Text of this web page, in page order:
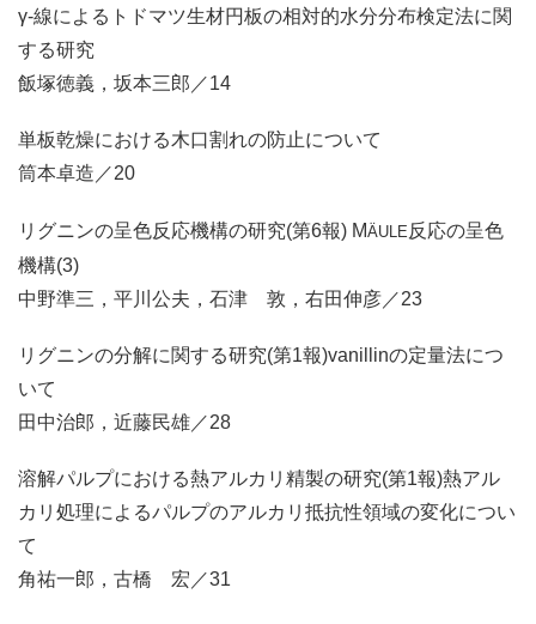
γ-線によるトドマツ生材円板の相対的水分分布検定法に関
する研究
飯塚徳義，坂本三郎／14
単板乾燥における木口割れの防止について
筒本卓造／20
リグニンの呈色反応機構の研究(第6報) MÄULE 反応の呈色
機構(3)
中野準三，平川公夫，石津 敦，右田伸彦／23
リグニンの分解に関する研究(第1報)vanillinの定量法につ
いて
田中治郎，近藤民雄／28
溶解パルプにおける熱アルカリ精製の研究(第1報)熱アル
カリ処理によるパルプのアルカリ抵抗性領域の変化につい
て
角祐一郎，古橋 宏／31